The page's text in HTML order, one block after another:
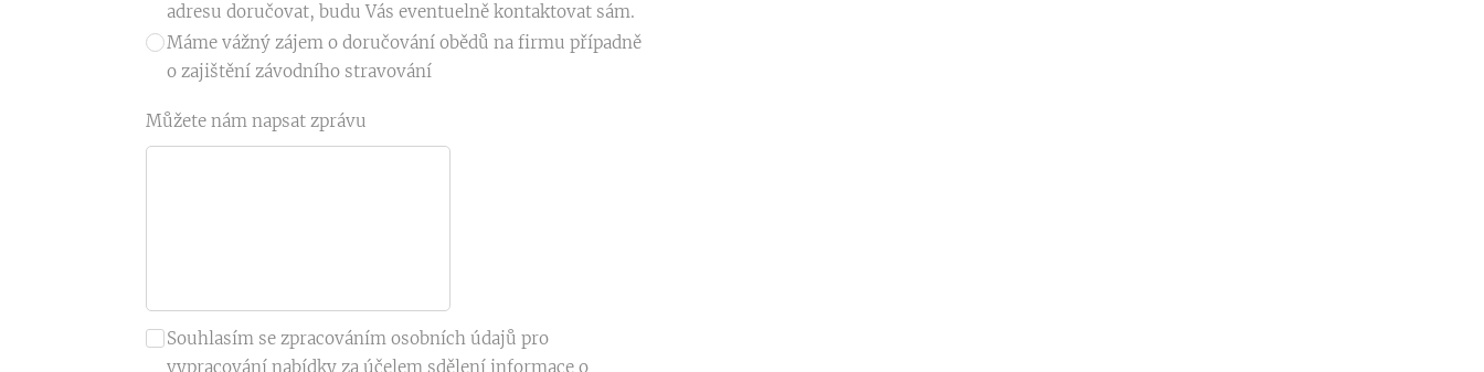
adresu doručovat, budu Vás eventuelně kontaktovat sám.
Máme vážný zájem o doručování obědů na firmu případně
o zajištění závodního stravování
Můžete nám napsat zprávu
Souhlasím se zpracováním osobních údajů pro
vypracování nabídky za účelem sdělení informace o